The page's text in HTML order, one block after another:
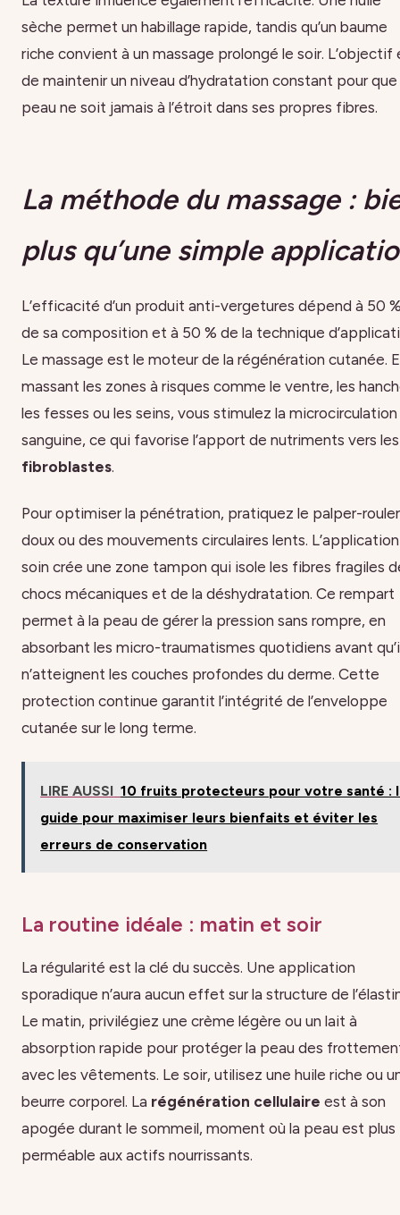
sèche permet un habillage rapide, tandis qu’un baume
riche convient à un massage prolongé le soir. L’objectif
de maintenir un niveau d’hydratation constant pour que
peau ne soit jamais à l’étroit dans ses propres fibres.
La méthode du massage :
plus qu’une simple
L’efficacité d’un produit anti-vergetures dépend à 50
de sa composition et à 50 % de la technique
Le massage est le moteur de la régénération cutanée.
massant les zones à risques comme le ventre, les
les fesses ou les seins, vous stimulez la microcirculation
sanguine, ce qui favorise l’apport de nutriments vers les
fibroblastes.
Pour optimiser la pénétration, pratiquez le palper-rouler
doux ou des mouvements circulaires lents.
soin crée une zone tampon qui isole les fibres fragiles
chocs mécaniques et de la déshydratation. Ce rempart
permet à la peau de gérer la pression sans rompre, en
absorbant les micro-traumatismes quotidiens avant
n’atteignent les couches profondes du derme. Cette
protection continue garantit l’intégrité de l’enveloppe
cutanée sur le long terme.
LIRE AUSSI 10 fruits protecteurs pour votre santé :
guide pour maximiser leurs bienfaits et éviter les
erreurs de conservation
La routine idéale : matin et soir
La régularité est la clé du succès. Une application
sporadique n’aura aucun effet sur la structure de
Le matin, privilégiez une crème légère ou un lait à
absorption rapide pour protéger la peau des
avec les vêtements. Le soir, utilisez une huile riche ou
beurre corporel. La régénération cellulaire est à son
apogée durant le sommeil, moment où la peau est plus
perméable aux actifs nourrissants.